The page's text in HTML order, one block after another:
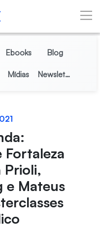
Ebooks Blog
Mídias Newsletter
Fortaleza
Prioli,
e Mateus